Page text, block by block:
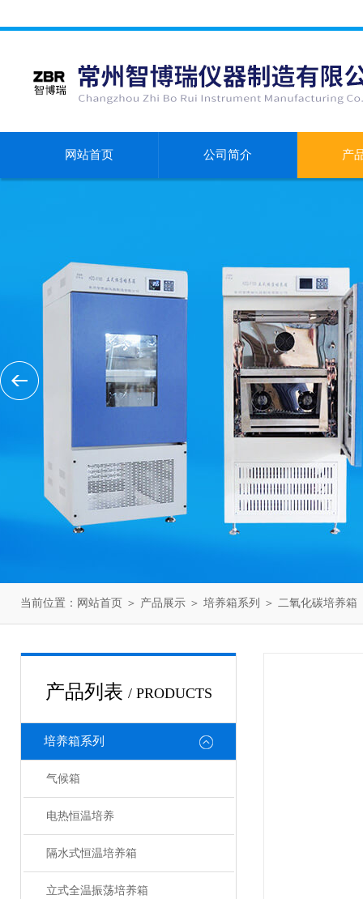
网站首页 公司简介 产
当前位置： 网站首页 ＞ 产品展示 ＞ 培养箱系列 ＞ 二氧化碳培养箱
产品列表 / PRODUCTS
培养箱系列
气候箱
电热恒温培养
隔水式恒温培养箱
立式全温振荡培养箱